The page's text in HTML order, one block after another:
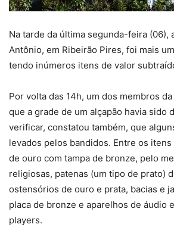
Na tarde da última segunda-feira (06),
Antônio, em Ribeirão Pires, foi mais
tendo inúmeros itens de valor
Por volta das 14h, um dos membros
que a grade de um alçapão havia sido
verificar, constatou também, que
levados pelos bandidos. Entre os
de ouro com tampa de bronze, pelo
religiosas, patenas (um tipo de prato)
ostensórios de ouro e prata, bacias e
placa de bronze e aparelhos de áudio
players.